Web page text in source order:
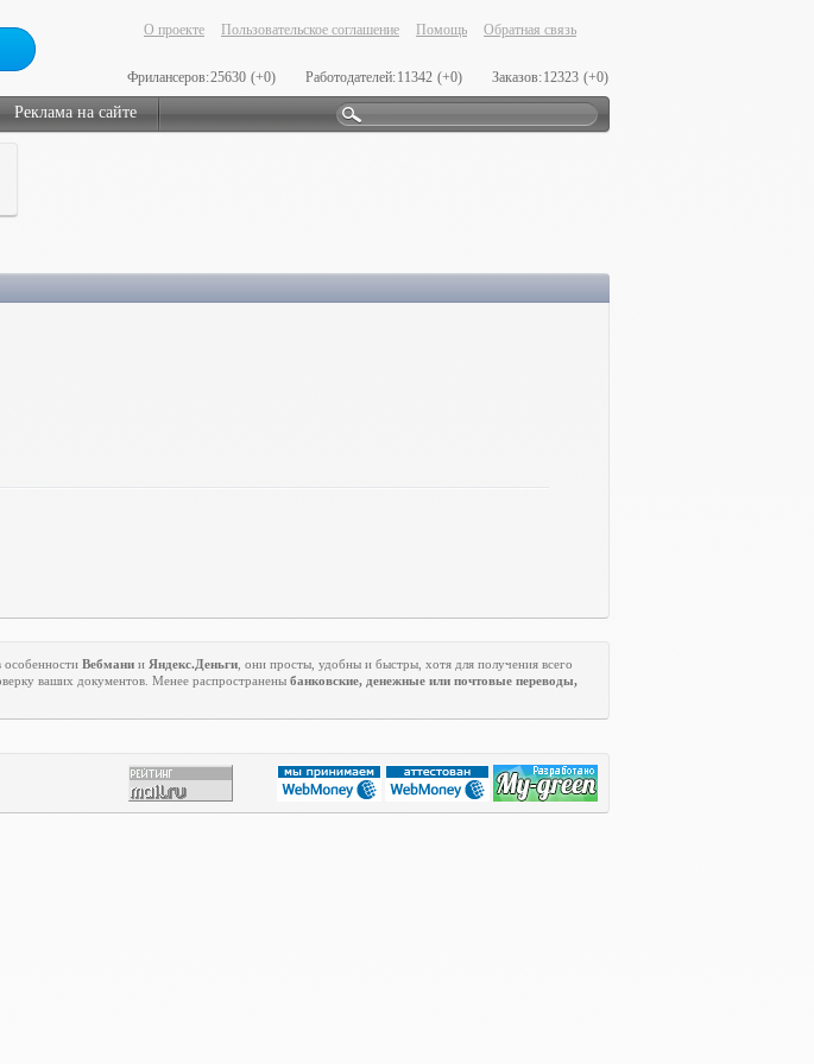
О проекте Пользовательское соглашение Помощь Обратная связь
Фрилансеров:25630 (+0) Работодателей:11342 (+0) Заказов:12323 (+0)
Реклама на сайте
особенности Вебмани и Яндекс.Деньги , они просты, удобны и быстры, хотя для получения всего
ваших документов. Менее распространены банковские, денежные или почтовые переводы,